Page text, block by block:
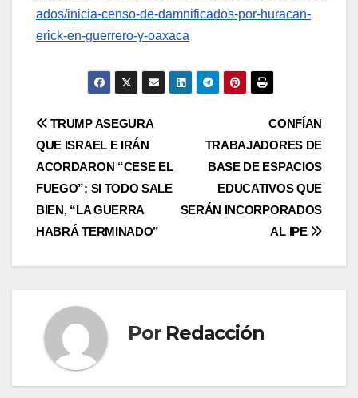
ados/inicia-censo-de-damnificados-por-huracan-
erick-en-guerrero-y-oaxaca
Navegación
de
entradas
CONFÍAN
TRABAJADORES DE
BASE DE ESPACIOS
EDUCATIVOS QUE
SERÁN INCORPORADOS
AL IPE
TRUMP ASEGURA
QUE ISRAEL E IRÁN
ACORDARON “CESE EL
FUEGO”; SI TODO SALE
BIEN, “LA GUERRA
HABRÁ TERMINADO”
Por Redacción